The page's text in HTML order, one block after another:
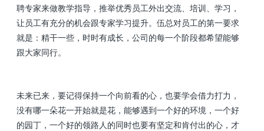
聘专家来做教学指导，推举优秀员工外出交流、培训、学习，
让员工有充分的机会跟专家学习提升。伍总对员工的第一要求
就是：精干一些，时时有成长，公司的每一个阶段都希望能够
跟大家同行。
未来已来，要记得保持一个向前看的心，也要学会借力打力，
没有哪一朵花一开始就是花，能够遇到一个好的环境，一个好
的园丁，一个好的领路人的同时也要有坚定和肯付出的心，才